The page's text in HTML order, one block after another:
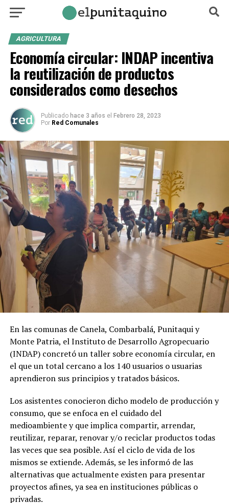
AGRICULTURA
Economía circular: INDAP incentiva
la reutilización de productos
considerados como desechos
Publicado hace 3 años el Febrero 28, 2023
Por Red Comunales
En las comunas de Canela, Combarbalá, Punitaqui y
Monte Patria, el Instituto de Desarrollo Agropecuario
(INDAP) concretó un taller sobre economía circular, en
el que un total cercano a los 140 usuarios o usuarias
aprendieron sus principios y tratados básicos.
Los asistentes conocieron dicho modelo de producción y
consumo, que se enfoca en el cuidado del
medioambiente y que implica compartir, arrendar,
reutilizar, reparar, renovar y/o reciclar productos todas
las veces que sea posible. Así el ciclo de vida de los
mismos se extiende. Además, se les informó de las
alternativas que actualmente existen para presentar
proyectos afines, ya sea en instituciones públicas o
privadas.